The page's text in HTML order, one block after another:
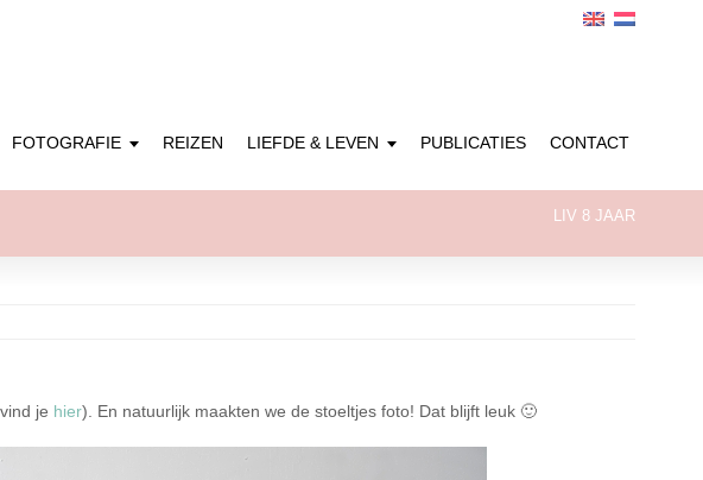
FOTOGRAFIE REIZEN LIEFDE & LEVEN PUBLICATIES CONTACT
LIV 8 JAAR
je hier). En natuurlijk maakten we de stoeltjes foto! Dat blijft leuk 🙂